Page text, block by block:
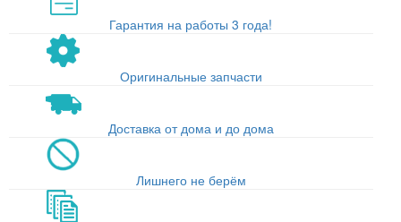
Гарантия на работы 3 года!
Оригинальные запчасти
Доставка от дома и до дома
Лишнего не берём